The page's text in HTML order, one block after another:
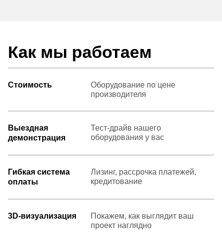
Как мы работаем
Стоимость
Оборудование по цене
производителя
Выездная
демонстрация
Тест-драйв нашего
оборудования у вас
Гибкая система
оплаты
Лизинг, рассрочка платежей,
кредитование
3D-визуализация
Покажем, как выглядит ваш
проект наглядно